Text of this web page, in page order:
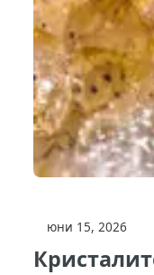
юни 15, 2026